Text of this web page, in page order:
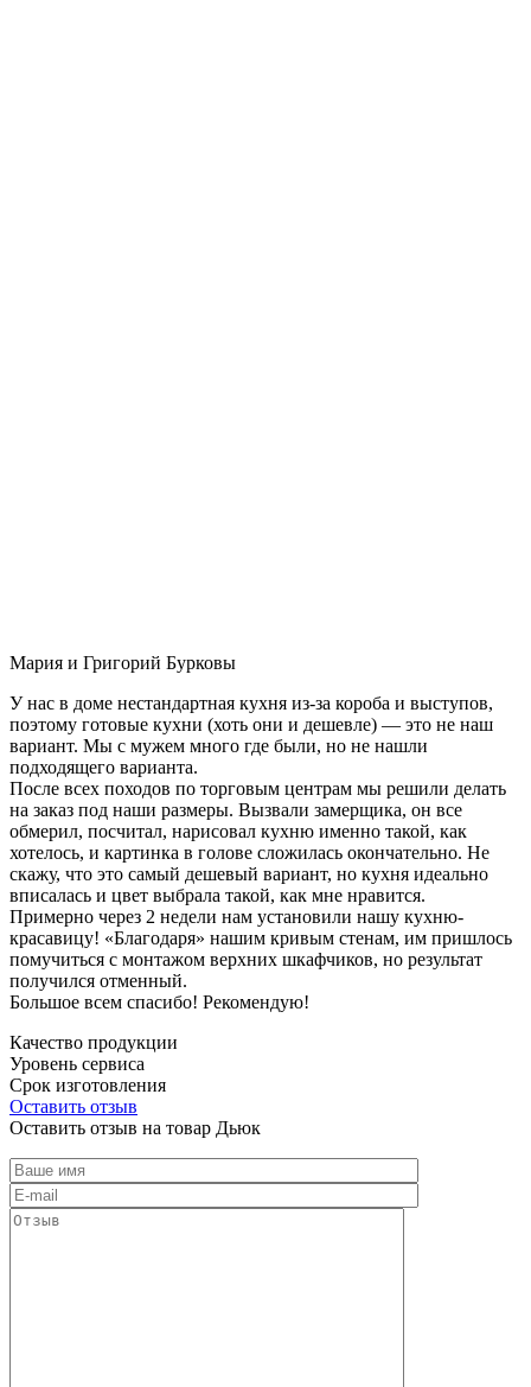
Мария и Григорий Бурковы
У нас в доме нестандартная кухня из-за короба и выступов,
поэтому готовые кухни (хоть они и дешевле) — это не наш
вариант. Мы с мужем много где были, но не нашли
подходящего варианта.
После всех походов по торговым центрам мы решили делать
на заказ под наши размеры. Вызвали замерщика, он все
обмерил, посчитал, нарисовал кухню именно такой, как
хотелось, и картинка в голове сложилась окончательно. Не
скажу, что это самый дешевый вариант, но кухня идеально
вписалась и цвет выбрала такой, как мне нравится.
Примерно через 2 недели нам установили нашу кухню-
красавицу! «Благодаря» нашим кривым стенам, им пришлось
помучиться с монтажом верхних шкафчиков, но результат
получился отменный.
Большое всем спасибо! Рекомендую!
Качество продукции
Уровень сервиса
Срок изготовления
Оставить отзыв
Оставить отзыв на товар Дьюк